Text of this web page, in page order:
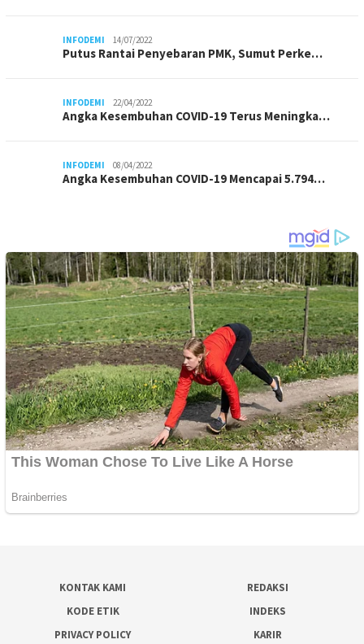
INFODEMI 14/07/2022
Putus Rantai Penyebaran PMK, Sumut Perke…
INFODEMI 22/04/2022
Angka Kesembuhan COVID-19 Terus Meningka…
INFODEMI 08/04/2022
Angka Kesembuhan COVID-19 Mencapai 5.794…
KONTAK KAMI
REDAKSI
KODE ETIK
INDEKS
PRIVACY POLICY
KARIR